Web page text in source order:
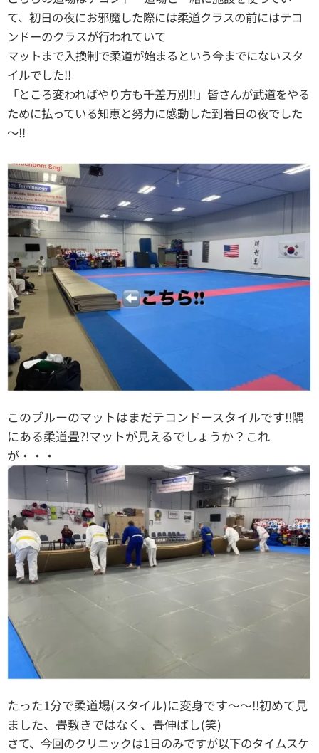
て、初日の夜にお邪魔した際には柔道クラスの前にはテコ
ンドーのクラスが行われていて
マットまで入換制で柔道が始まるという今までにないスタ
イルでした!!
「ところ変わればやり方も千差万別!!」皆さんが武道をやる
ために払っている知恵と努力に感動した到着日の夜でした
～!!
このブルーのマットはまだテコンドースタイルです!!隅
にある柔道畳?!マットが見えるでしょうか？これ
が・・・
たった1分で柔道場(スタイル)に変身です〜〜!!初めて見
ました、畳敷きではなく、畳伸ばし(笑)
さて、今回のクリニックは1日のみですが以下のタイムスケ